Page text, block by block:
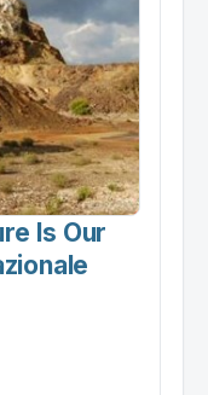
Is Our